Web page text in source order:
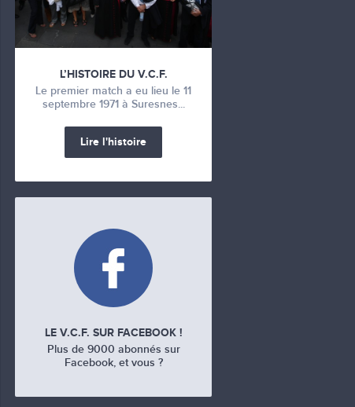
L’HISTOIRE DU V.C.F.
Le premier match a eu lieu le 11
septembre 1971 à Suresnes...
Lire l'histoire
LE V.C.F. SUR FACEBOOK !
Plus de 9000 abonnés sur
Facebook, et vous ?